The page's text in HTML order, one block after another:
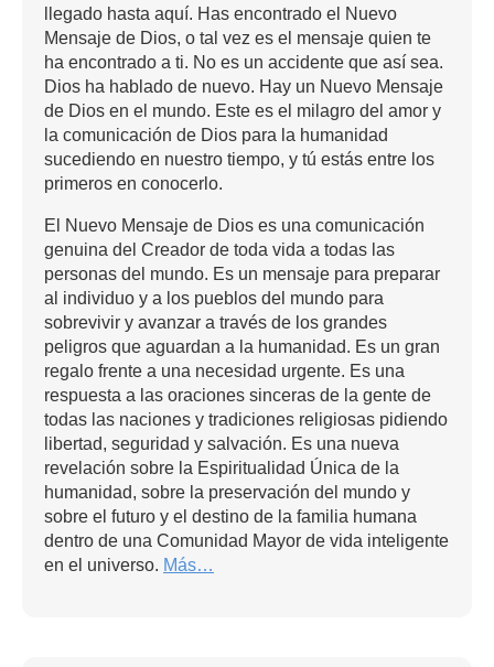
llegado hasta aquí. Has encontrado el Nuevo
Mensaje de Dios, o tal vez es el mensaje quien te
ha encontrado a ti. No es un accidente que así sea.
Dios ha hablado de nuevo. Hay un Nuevo Mensaje
de Dios en el mundo. Este es el milagro del amor y
la comunicación de Dios para la humanidad
sucediendo en nuestro tiempo, y tú estás entre los
primeros en conocerlo.
El Nuevo Mensaje de Dios es una comunicación
genuina del Creador de toda vida a todas las
personas del mundo. Es un mensaje para preparar
al individuo y a los pueblos del mundo para
sobrevivir y avanzar a través de los grandes
peligros que aguardan a la humanidad. Es un gran
regalo frente a una necesidad urgente. Es una
respuesta a las oraciones sinceras de la gente de
todas las naciones y tradiciones religiosas pidiendo
libertad, seguridad y salvación. Es una nueva
revelación sobre la Espiritualidad Única de la
humanidad, sobre la preservación del mundo y
sobre el futuro y el destino de la familia humana
dentro de una Comunidad Mayor de vida inteligente
en el universo. Más…